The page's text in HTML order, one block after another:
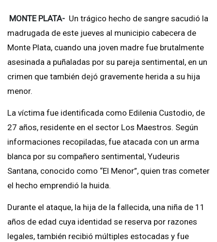
MONTE PLATA- Un trágico hecho de sangre sacudió la
madrugada de este jueves al municipio cabecera de
Monte Plata, cuando una joven madre fue brutalmente
asesinada a puñaladas por su pareja sentimental, en un
crimen que también dejó gravemente herida a su hija
menor.
La víctima fue identificada como Edilenia Custodio, de
27 años, residente en el sector Los Maestros. Según
informaciones recopiladas, fue atacada con un arma
blanca por su compañero sentimental, Yudeuris
Santana, conocido como “El Menor”, quien tras cometer
el hecho emprendió la huida.
Durante el ataque, la hija de la fallecida, una niña de 11
años de edad cuya identidad se reserva por razones
legales, también recibió múltiples estocadas y fue